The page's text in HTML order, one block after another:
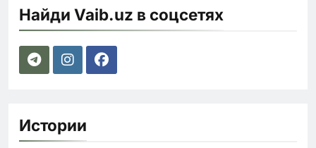
Найди Vaib.uz в соцсетях
Истории